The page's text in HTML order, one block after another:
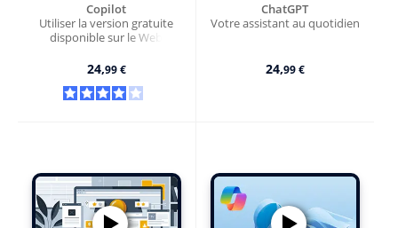
Copilot
Utiliser la version gratuite
disponible sur le Web
24,99 €
ChatGPT
Votre assistant au quotidien
24,99 €